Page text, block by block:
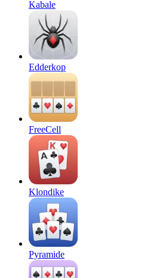
Kabale
Edderkop
FreeCell
Klondike
Pyramide